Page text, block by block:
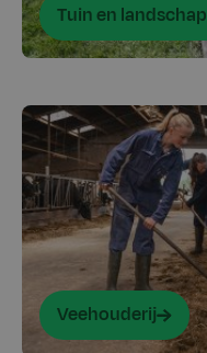
Tuin en landschap
Veehouderij